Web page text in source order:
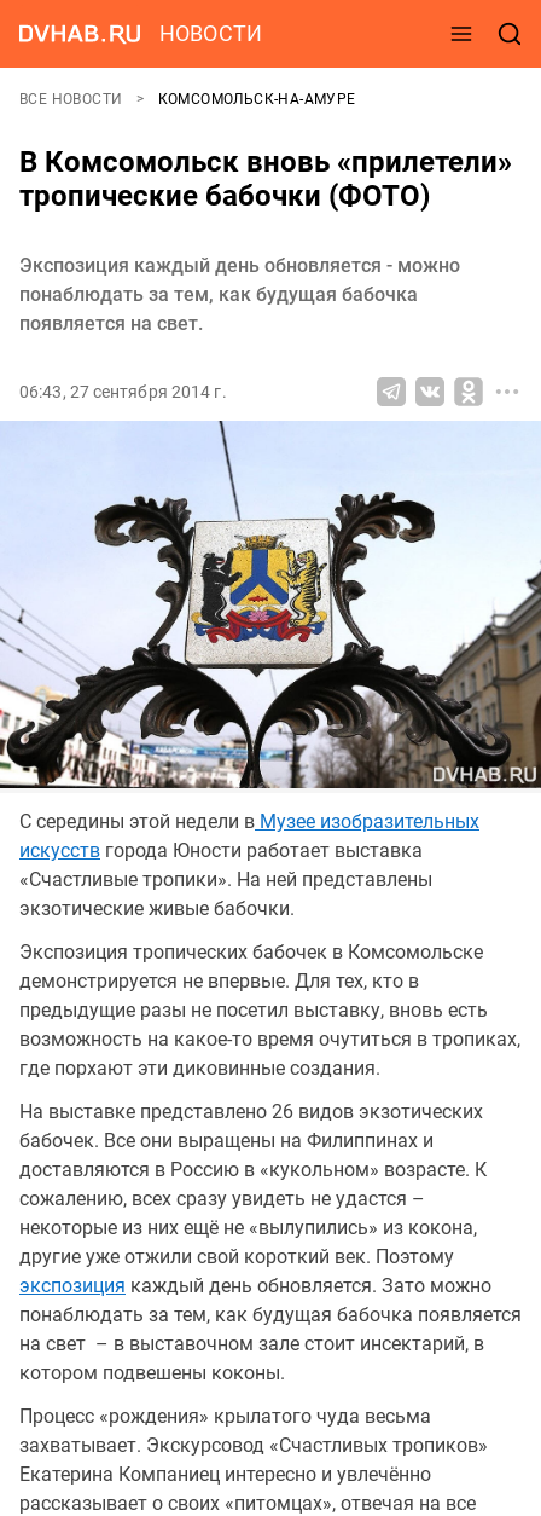
НОВОСТИ
ВСЕ НОВОСТИ КОМСОМОЛЬСК-НА-АМУРЕ
В Комсомольск вновь «прилетели»
тропические бабочки (ФОТО)
Экспозиция каждый день обновляется - можно
понаблюдать за тем, как будущая бабочка
появляется на свет.
06:43, 27 сентября 2014 г.
С середины этой недели в Музее изобразительных
искусств города Юности работает выставка
«Счастливые тропики». На ней представлены
экзотические живые бабочки.
Экспозиция тропических бабочек в Комсомольске
демонстрируется не впервые. Для тех, кто в
предыдущие разы не посетил выставку, вновь есть
возможность на какое-то время очутиться в тропиках,
где порхают эти диковинные создания.
На выставке представлено 26 видов экзотических
бабочек. Все они выращены на Филиппинах и
доставляются в Россию в «кукольном» возрасте. К
сожалению, всех сразу увидеть не удастся –
некоторые из них ещё не «вылупились» из кокона,
другие уже отжили свой короткий век. Поэтому
экспозиция каждый день обновляется. Зато можно
понаблюдать за тем, как будущая бабочка появляется
на свет – в выставочном зале стоит инсектарий, в
котором подвешены коконы.
Процесс «рождения» крылатого чуда весьма
захватывает. Экскурсовод «Счастливых тропиков»
Екатерина Компаниец интересно и увлечённо
рассказывает о своих «питомцах», отвечая на все